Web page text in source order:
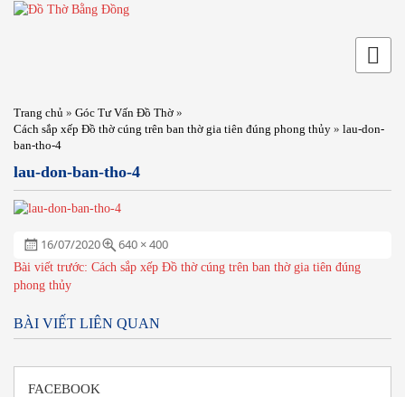
Trang chủ » Góc Tư Vấn Đồ Thờ »
Cách sắp xếp Đồ thờ cúng trên ban thờ gia tiên đúng phong thủy » lau-don-
ban-tho-4
lau-don-ban-tho-4
Đăng
ngày:
16/07/2020
Full
size
640 × 400
ĐIỀU
HƯỚNG
BÀI
VIẾT
Bài viết trước: Cách sắp xếp Đồ thờ cúng trên ban thờ gia tiên đúng
phong thủy
BÀI VIẾT LIÊN QUAN
FACEBOOK